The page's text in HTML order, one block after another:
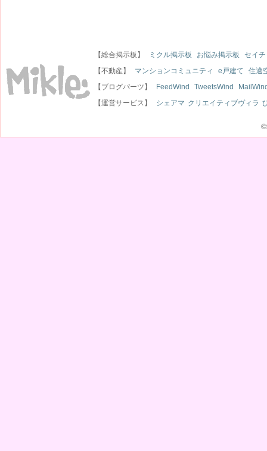
【総合掲示板】 ミクル掲示板 お悩み掲示板
セイ
【不動産】
マンションコミュニティ e戸建て
住適
【ブログパーツ】
FeedWind TweetsWind
【運営サービス】
シェアマ クリエイティブヴィラ